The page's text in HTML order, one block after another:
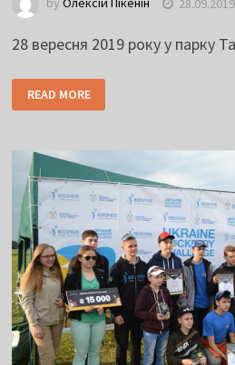
by Олексій Пікенін 28.09.2019
28 вересня 2019 року у парку
READ MORE